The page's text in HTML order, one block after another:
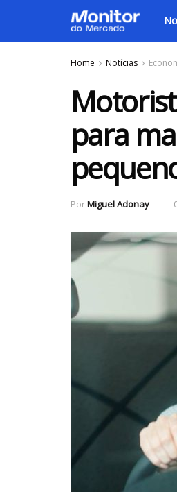
Home Notícias
para
PorMiguel Adonay